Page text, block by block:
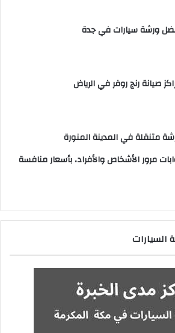
ورشة سيارات في جدة
صيانة رنج روفر في الرياض
متنقلة في المدينة المنورة
مرور الأشخاص والأفراد، بأسعار منافسة
السيارات